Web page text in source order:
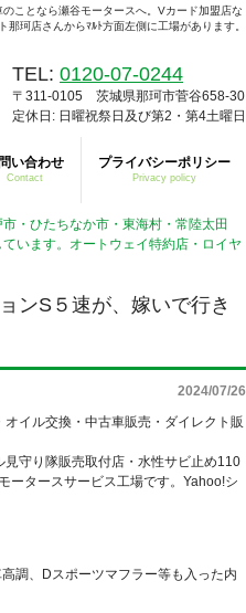
ことなら瀬谷モータースへ。Vカード加盟店な
珂店さんからﾏﾙﾄ方面左側に工場があります。
TEL: 0120-07-0244
〒311-0105 茨城県那珂市菅谷658-30
定休日: 日曜祝祭日及び第2・第4土曜日
い合わせ
Contact
プライバシーポリシー
Privacy policy
・ひたちなか市・東海村・常陸太田
います。オートウェイ特約店・ロイヤ
ンS５速が、嫁いで行き
2024/07/26
イル交換・中古車販売・ダイレクト販
守り隊販売取付店・水性サビ止め110
ータースサービス工場です。Yahoo!シ
調、Dスポーツマフラー等も入った内